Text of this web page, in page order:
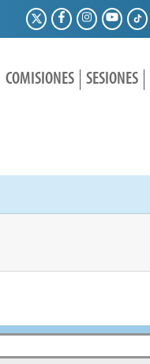
COMISIONES SESIONES